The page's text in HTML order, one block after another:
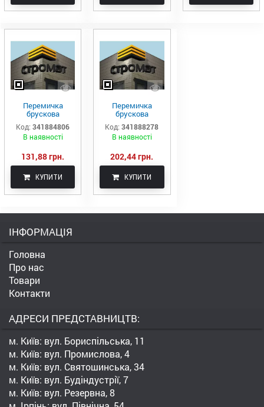
Перемичка
брускова
монолітна 3ПБ
13-37-п
Код: 341884806
В наявності
131,88 грн.
КУПИТИ
Перемичка
брускова
монолітна 3ПБ
25-8-п
Код: 341888278
В наявності
202,44 грн.
КУПИТИ
ІНФОРМАЦІЯ
Головна
Про нас
Товари
Контакти
АДРЕСИ ПРЕДСТАВНИЦТВ:
м. Київ: вул. Бориспільська, 11
м. Київ: вул. Промислова, 4
м. Київ: вул. Святошинська, 34
м. Київ: вул. Будіндустрії, 7
м. Київ: вул. Резервна, 8